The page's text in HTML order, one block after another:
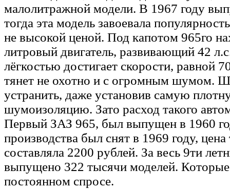
малолитражной модели. В 1967 году
тогда эта модель завоевала
не высокой ценой. Под капотом 965го
литровый двигатель, развивающий 42
лёгкостью достигает скорости, равной
тянет не охотно и с огромным шумом.
устранить, даже установив самую
шумоизоляцию. Зато расход такого
Первый ЗАЗ 965, был выпущен в 1960
производства был снят в 1969 году, цена
составляла 2200 рублей. За весь 9ти
выпущено 322 тысячи моделей.
постоянном спросе.